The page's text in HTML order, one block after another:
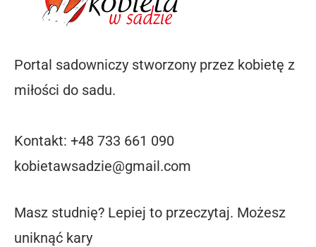
Portal sadowniczy stworzony przez kobietę z
miłości do sadu.
Kontakt: +48 733 661 090
kobietawsadzie@gmail.com
Masz studnię? Lepiej to przeczytaj. Możesz
uniknąć kary